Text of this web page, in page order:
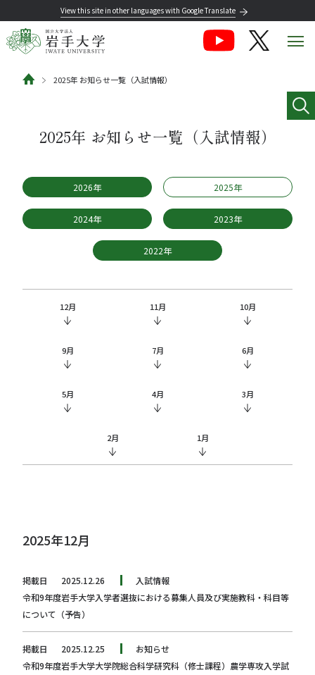
View this site in other languages with Google Translate
2025年 お知らせ一覧（入試情報）
2025年 お知らせ一覧（入試情報）
2026年 2025年
2024年 2023年
2022年
12月 11月 10月
9月 7月 6月
5月 4月 3月
2月 1月
2025年12月
掲載日 2025.12.26
入試情報
令和9年度岩手大学入学者選抜における募集人員及び実施教科・科目等
について（予告）
掲載日 2025.12.25
お知らせ
令和9年度岩手大学大学院総合科学研究科（修士課程）農学専攻入学試